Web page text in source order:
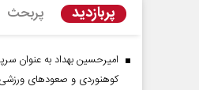
پربازدید پربحث
امیرحسین بهداد به عنوان
کوهنوردی و صعودهای ورزشی